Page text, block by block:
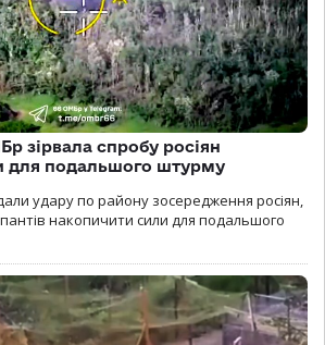
зірвала спробу росіян
для подальшого штурму
удару по району зосередження росіян,
накопичити сили для подальшого